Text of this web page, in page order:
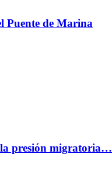
Puente de Marina
la presión migratoria…